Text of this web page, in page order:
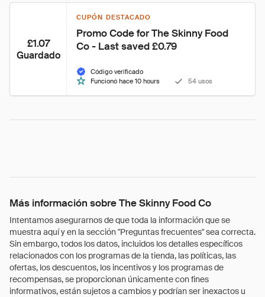
£1.07
Guardado
CUPÓN DESTACADO
Promo Code for The Skinny Food
Co - Last saved £0.79
Código verificado
Funcionó hace 10 hours
54 usos
Más información sobre The Skinny Food Co
Intentamos asegurarnos de que toda la información que se
muestra aquí y en la sección "Preguntas frecuentes" sea correcta.
Sin embargo, todos los datos, incluidos los detalles específicos
relacionados con los programas de la tienda, las políticas, las
ofertas, los descuentos, los incentivos y los programas de
recompensas, se proporcionan únicamente con fines
informativos, están sujetos a cambios y podrían ser inexactos u